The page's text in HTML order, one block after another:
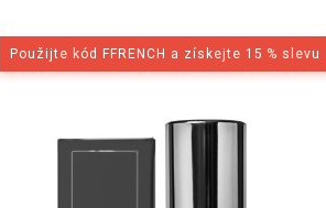
Použijte kód FFRENCH a získejte 15 % slevu